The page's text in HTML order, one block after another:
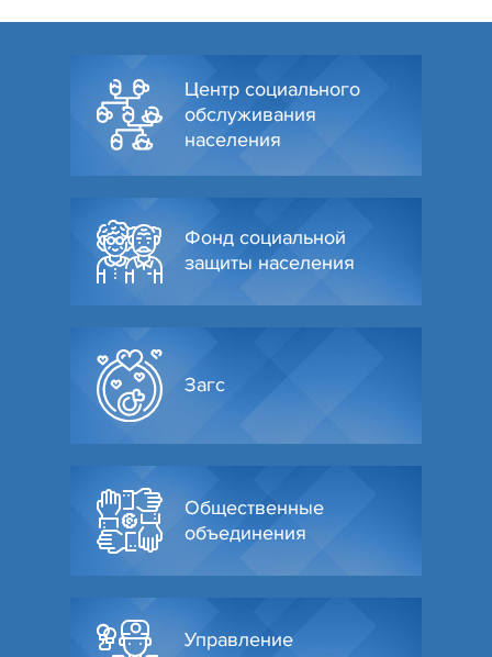
Центр социального
обслуживания
населения
Фонд социальной
защиты населения
Загс
Общественные
объединения
Управление